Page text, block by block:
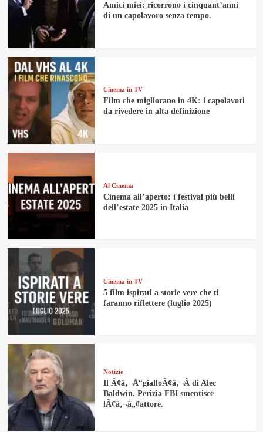
Amici miei: ricorrono i cinquant’anni
di un capolavoro senza tempo.
Cinema in TV
Film che migliorano in 4K: i capolavori
da rivedere in alta definizione
Al Cinema
Cinema all’aperto: i festival più belli
dell’estate 2025 in Italia
Cinema in TV
5 film ispirati a storie vere che ti
faranno riflettere (luglio 2025)
Notizie
Il Ã¢â‚¬Å“gialloÃ¢â‚¬Â di Alec
Baldwin. Perizia FBI smentisce
lÃ¢â‚¬â„¢attore.